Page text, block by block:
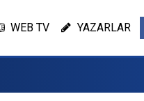
WEB TV YAZARLAR